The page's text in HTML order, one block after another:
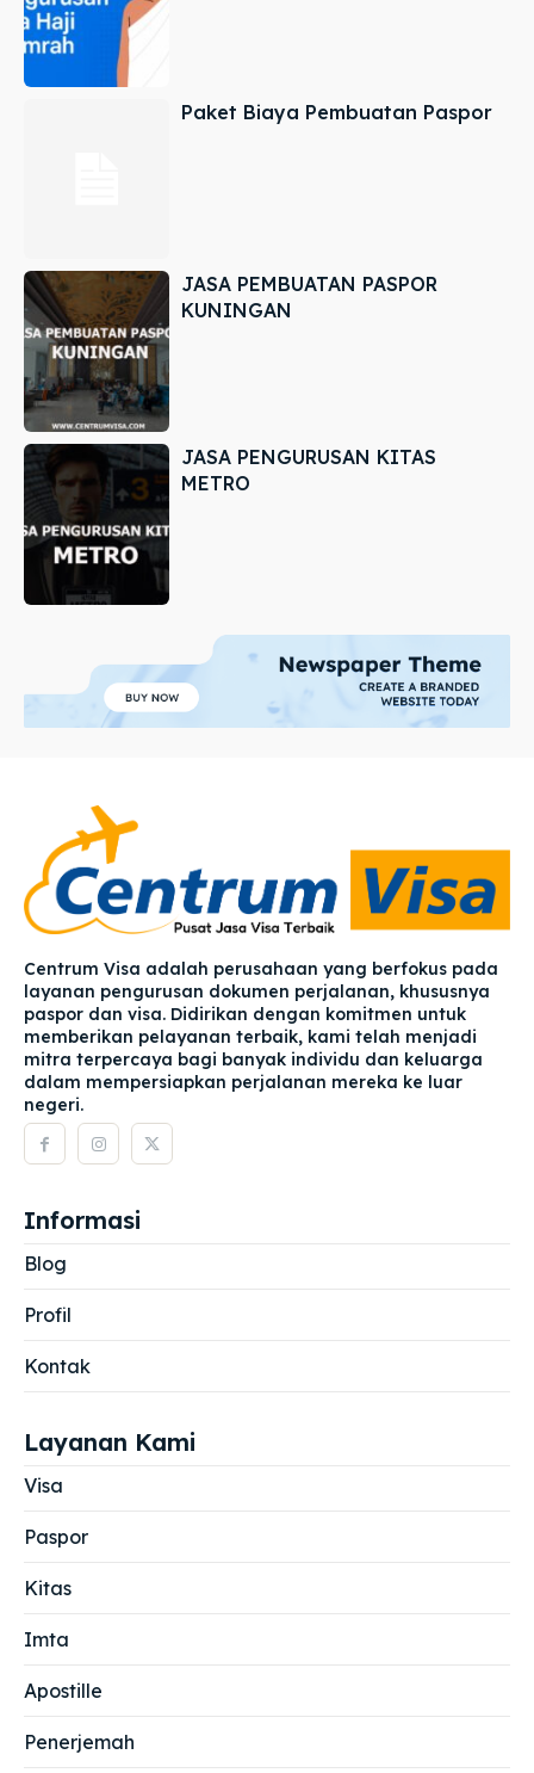
Paket Biaya Pembuatan Paspor
JASA PEMBUATAN PASPOR
KUNINGAN
JASA PENGURUSAN KITAS
METRO
Centrum Visa adalah perusahaan yang berfokus pada
layanan pengurusan dokumen perjalanan, khususnya
paspor dan visa. Didirikan dengan komitmen untuk
memberikan pelayanan terbaik, kami telah menjadi
mitra terpercaya bagi banyak individu dan keluarga
dalam mempersiapkan perjalanan mereka ke luar
negeri.
Informasi
Blog
Profil
Kontak
Layanan Kami
Visa
Paspor
Kitas
Imta
Apostille
Penerjemah